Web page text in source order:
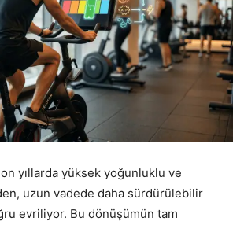
yıllarda yüksek yoğunluklu ve
uzun vadede daha sürdürülebilir
evriliyor. Bu dönüşümün tam